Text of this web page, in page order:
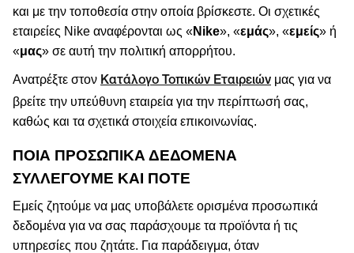
και με την τοποθεσία στην οποία βρίσκεστε. Οι σχετικές
εταιρείες Nike αναφέρονται ως «Nike», «εμάς», «εμείς» ή
«μας» σε αυτή την πολιτική απορρήτου.
Ανατρέξτε στον Κατάλογο Τοπικών Εταιρειών μας για να
βρείτε την υπεύθυνη εταιρεία για την περίπτωσή σας,
καθώς και τα σχετικά στοιχεία επικοινωνίας.
ΠΟΙΑ ΠΡΟΣΩΠΙΚΆ ΔΕΔΟΜΈΝΑ
ΣΥΛΛΈΓΟΥΜΕ ΚΑΙ ΠΟΤΕ
Εμείς ζητούμε να μας υποβάλετε ορισμένα προσωπικά
δεδομένα για να σας παράσχουμε τα προϊόντα ή τις
υπηρεσίες που ζητάτε. Για παράδειγμα, όταν